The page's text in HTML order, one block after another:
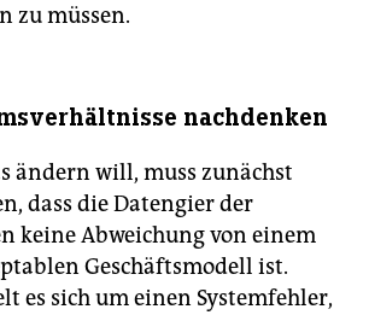
zu müssen.
nachdenken
ändern will, muss zunächst
dass die Datengier der
keine Abweichung von einem
Geschäftsmodell ist.
es sich um einen Systemfehler,